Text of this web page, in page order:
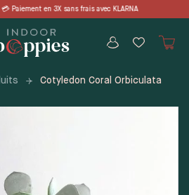
avec KLARNA 📦
Cotyledon Coral Orbiculata